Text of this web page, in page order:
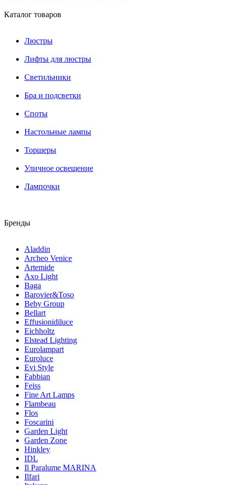
Каталог товаров
Люстры
Лифты для люстры
Светильники
Бра и подсветки
Споты
Настольные лампы
Торшеры
Уличное освещение
Лампочки
Бренды
Aladdin
Archeo Venice
Artemide
Axo Light
Baga
Barovier&Toso
Beby Group
Bellart
Effusionidiluce
Eichholtz
Elstead Lighting
Eurolampart
Euroluce
Evi Style
Fabbian
Feiss
Fine Art Lamps
Flambeau
Flos
Foscarini
Garden Light
Garden Zone
Hinkley
IDL
Il Paralume MARINA
Ilfari